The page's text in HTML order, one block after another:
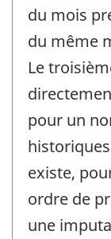
du mois
du même
Le
pour un
existe,
ordre de
une